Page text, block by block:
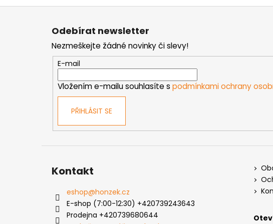
Z
Odebírat newsletter
Nezmeškejte žádné novinky či slevy!
E-mail
Vložením e-mailu souhlasíte s podmínkami ochrany
PŘIHLÁSIT SE
Kontakt
eshop@honzek.cz
E-shop (7:00-12:30) +420739243643
Prodejna +420739680644